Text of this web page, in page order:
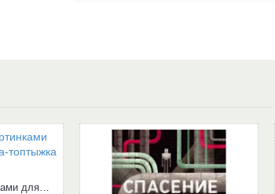
Умные игры с картинками для малышей. Мишка-топтыжка (3-5 лет)